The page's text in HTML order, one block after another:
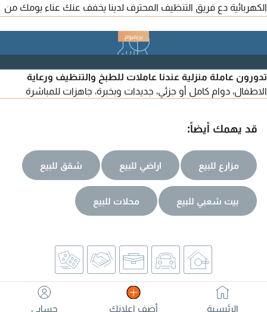
الكهربائية دع فريق التنظيف المحترف لدينا يخفف عنك عناء يومك من
أنيقا واحترافيا. مثالي للمناسبات الخاصة أو لبداية جديدة. اتصل بنا اليوم
تدورون عاملة منزلية عندنا عاملات للطبخ والتنظيف ورعاية
الاطفال، دوام كامل أو جزئي، جديدات وبخبرة، جاهزات للمباشرة
قد يهمك أيضاً:
مزارع للبيع اراضي للبيع شقق للبيع
بيت شعبي للبيع محلات للبيع
الرئيسية أضف اعلانك حسابي